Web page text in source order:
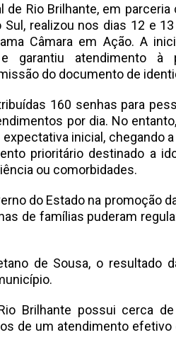
de Rio Brilhante, em
realizou nos dias 12 e
Câmara em Ação. A
garantiu atendimento à
do documento de
160 senhas para
por dia. No
inicial, chegando
prioritário destinado a
ou comorbidades.
do Estado na promoção
de famílias puderam
de Sousa, o resultado
Brilhante possui cerca
de um atendimento